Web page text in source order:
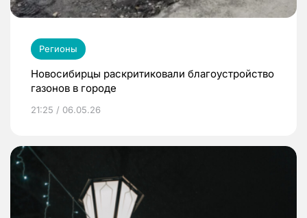
Регионы
Новосибирцы раскритиковали благоустройство
газонов в городе
21:25 / 06.05.26